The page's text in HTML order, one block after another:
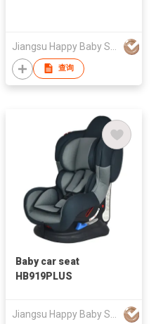
查询
Baby car seat
HB919PLUS